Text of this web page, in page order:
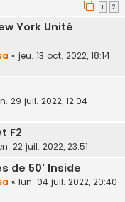
1 2
York Unité
« jeu. 13 oct. 2022, 18:14
29 juil. 2022, 12:04
F2
22 juil. 2022, 23:51
de 50' Inside
« lun. 04 juil. 2022, 20:40